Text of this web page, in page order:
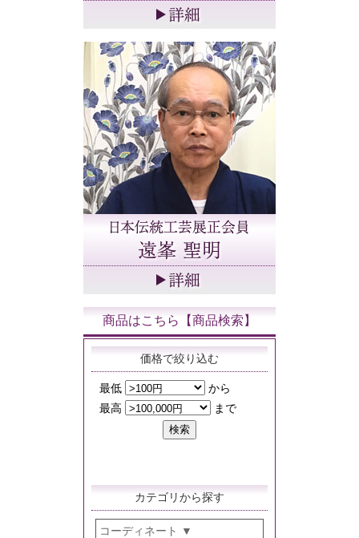
商品はこちら【商品検索】
価格で絞り込む
カテゴリから探す
コーディネート